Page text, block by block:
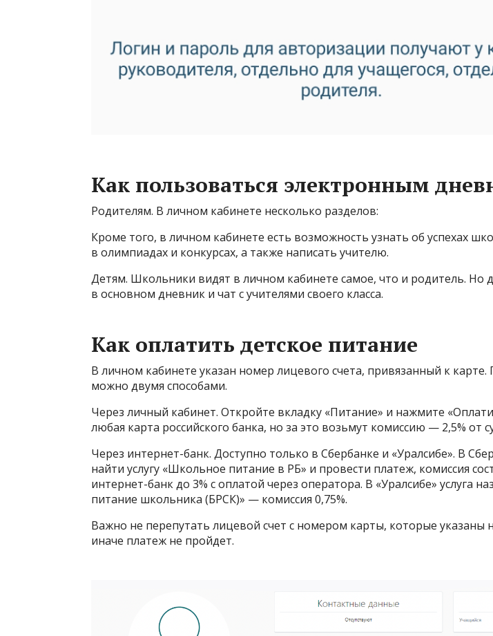
Как пользоваться электронным
Родителям. В личном кабинете несколько разделов:
Кроме того, в личном кабинете есть возможность узнать об успехах
в олимпиадах и конкурсах, а также написать учителю.
Детям. Школьники видят в личном кабинете самое, что и родитель. Но
в основном дневник и чат с учителями своего класса.
Как оплатить детское питание
В личном кабинете указан номер лицевого счета, привязанный к карте.
можно двумя способами.
Через личный кабинет. Откройте вкладку «Питание» и нажмите
любая карта российского банка, но за это возьмут комиссию — 2,5% от
Через интернет-банк. Доступно только в Сбербанке и «Уралсибе». В
найти услугу «Школьное питание в РБ» и провести платеж, комиссия
интернет-банк до 3% с оплатой через оператора. В «Уралсибе» услуга
питание школьника (БРСК)» — комиссия 0,75%.
Важно не перепутать лицевой счет с номером карты, которые указаны
иначе платеж не пройдет.